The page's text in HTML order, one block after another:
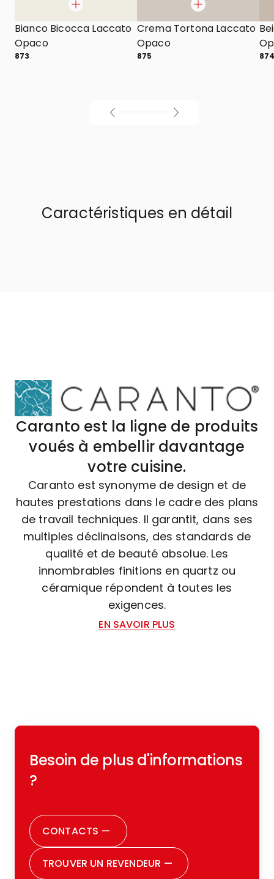
Bianco Bicocca Laccato
Opaco
873
Crema Tortona Laccato
Opaco
875
Caractéristiques en détail
Caranto est la ligne de produits
voués à embellir davantage
votre cuisine.
Caranto est synonyme de design et de
hautes prestations dans le cadre des plans
de travail techniques. Il garantit, dans ses
multiples déclinaisons, des standards de
qualité et de beauté absolue. Les
innombrables finitions en quartz ou
céramique répondent à toutes les
exigences.
EN SAVOIR PLUS
Besoin de plus d'informations
?
CONTACTS —
TROUVER UN REVENDEUR —